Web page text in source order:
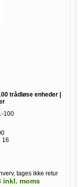
trådløse enheder |
100
16
tages ikke retur
inkl. moms